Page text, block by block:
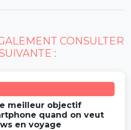
CONSULTER
:
meilleur objectif
quand on veut
en voyage